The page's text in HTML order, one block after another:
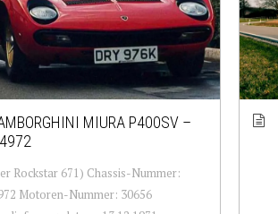
MIURA P400SV –
Rockstar 671) Chassis-Nummer:
Motoren-Nummer: 30656